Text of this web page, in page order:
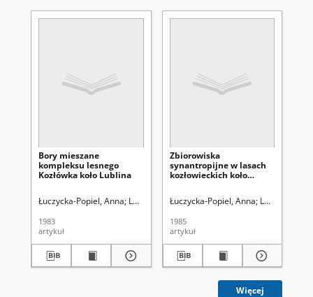
Bory mieszane
kompleksu lesnego
Kozłówka koło Lublina
Łuczycka-Popiel, Anna Lorkiewicz, Zbigniew (1923-2001). Red.
1983
artykuł
Zbiorowiska
synantropijne w lasach
kozłowieckich koło
Łuczycka-Popiel, Anna Lorkiewicz,
1985
artykuł
Więcej